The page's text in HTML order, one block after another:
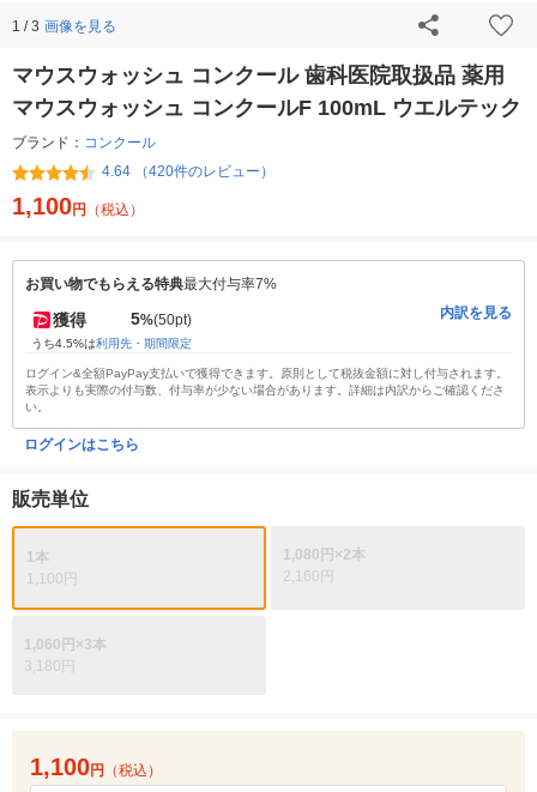
1 / 3 画像を見る
マウスウォッシュ コンクール 歯科医院取扱品 薬用
マウスウォッシュ コンクールF 100mL ウエルテック
ブランド： コンクール
4.64 （420件のレビュー）
1,100円 （税込）
お買い物でもらえる特典最大付与率7%
獲得 5%(50pt)
うち4.5%は利用先・期間限定
内訳を見る
ログイン&全額PayPay支払いで獲得できます。原則として税抜金額に対し付与されます。
表示よりも実際の付与数、付与率が少ない場合があります。詳細は内訳からご確認くださ
い。
ログインはこちら
販売単位
1本
1,100円
1,080円×2本
2,160円
1,060円×3本
3,180円
1,100円 （税込）